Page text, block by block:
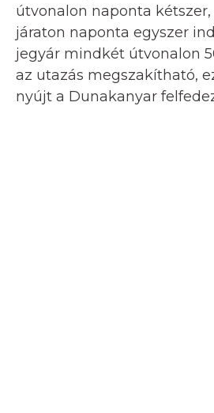
útvonalon naponta kétszer,
járaton naponta egyszer
jegyár mindkét útvonalon
az utazás megszakítható,
nyújt a Dunakanyar